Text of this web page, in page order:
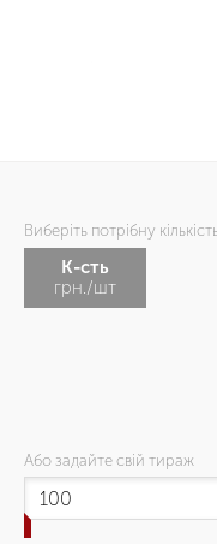
Виберіть потрібну
К-сть
грн./шт
Або задайте свій тираж